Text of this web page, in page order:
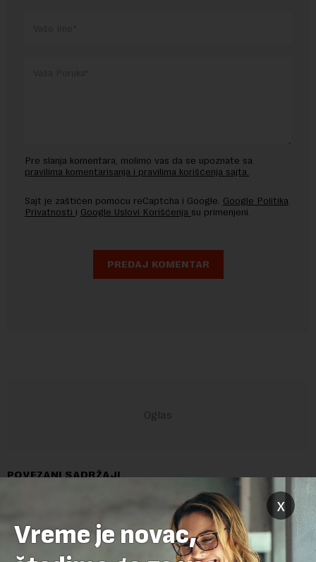
Pre slanja komentara, molimo vas da se upoznate sa
pravilima komentarisanja i pravilima korišćenja sajta.
Sajt je zaštićen pomocu reCaptcha i Google. Google Politika
Privatnosti i Google Uslovi Korišćenja su primenjeni.
POVEZANI SADRŽAJI
x
Vreme je novac,